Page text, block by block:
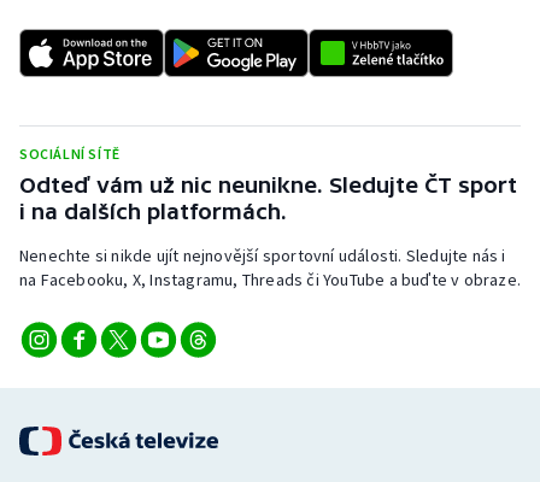
Short track
Stolní tenis
Triatlon
Veslování
Vodní slalom
Ostatní
SOCIÁLNÍ SÍTĚ
Odteď vám už nic neunikne. Sledujte ČT sport
i na dalších platformách.
Nenechte si nikde ujít nejnovější sportovní události. Sledujte nás i
na Facebooku, X, Instagramu, Threads či YouTube a buďte v obraze.